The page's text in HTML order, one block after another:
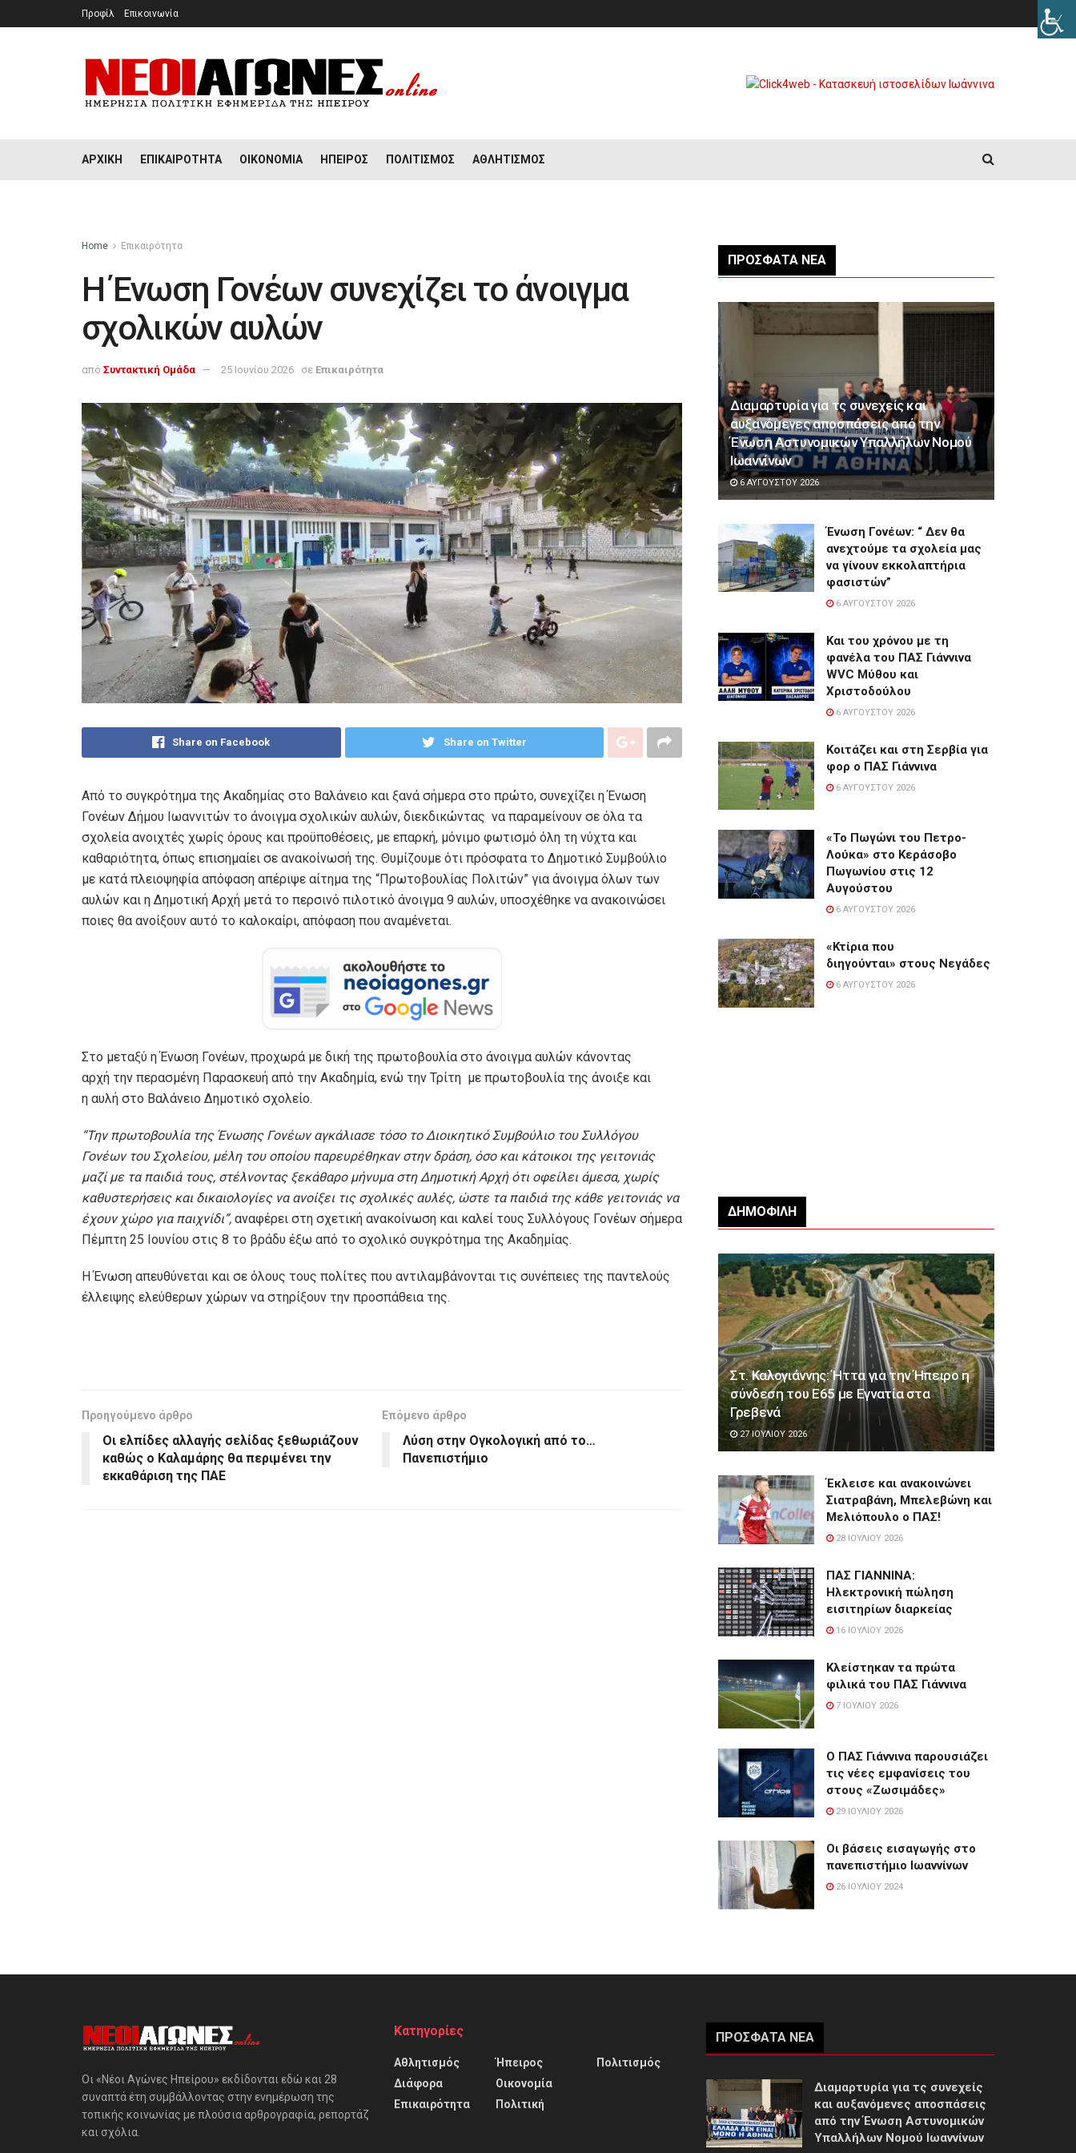
Προφίλ Επικοινωνία
ΑΡΧΙΚΉ ΕΠΙΚΑΙΡΌΤΗΤΑ ΟΙΚΟΝΟΜΊΑ ΉΠΕΙΡΟΣ ΠΟΛΙΤΙΣΜΌΣ ΑΘΛΗΤΙΣΜΌΣ
Home Επικαιρότητα
Η Ένωση Γονέων συνεχίζει το άνοιγμα
σχολικών αυλών
από Συντακτική Ομάδα 25 Ιουνίου 2026 σε Επικαιρότητα
Share on Facebook Share on Twitter
Από το συγκρότημα της Ακαδημίας στο Βαλάνειο και ξανά σήμερα στο πρώτο, συνεχίζει η Ένωση
Γονέων Δήμου Ιωαννιτών το άνοιγμα σχολικών αυλών, διεκδικώντας να παραμείνουν σε όλα τα
σχολεία ανοιχτές χωρίς όρους και προϋποθέσεις, με επαρκή, μόνιμο φωτισμό όλη τη νύχτα και
καθαριότητα, όπως επισημαίει σε ανακοίνωσή της. Θυμίζουμε ότι πρόσφατα το Δημοτικό Συμβούλιο
με κατά πλειοψηφία απόφαση απέριψε αίτημα της “Πρωτοβουλίας Πολιτών” για άνοιγμα όλων των
αυλών και η Δημοτική Αρχή μετά το περσινό πιλοτικό άνοιγμα 9 αυλών, υποσχέθηκε να ανακοινώσει
ποιες θα ανοίξουν αυτό το καλοκαίρι, απόφαση που αναμένεται.
Στο μεταξύ η Ένωση Γονέων, προχωρά με δική της πρωτοβουλία στο άνοιγμα αυλών κάνοντας
αρχή την περασμένη Παρασκευή από την Ακαδημία, ενώ την Τρίτη με πρωτοβουλία της άνοιξε και
η αυλή στο Βαλάνειο Δημοτικό σχολείο.
“Την πρωτοβουλία της Ένωσης Γονέων αγκάλιασε τόσο το Διοικητικό Συμβούλιο του Συλλόγου
Γονέων του Σχολείου, μέλη του οποίου παρευρέθηκαν στην δράση, όσο και κάτοικοι της γειτονιάς
μαζί με τα παιδιά τους, στέλνοντας ξεκάθαρο μήνυμα στη Δημοτική Αρχή ότι οφείλει άμεσα, χωρίς
καθυστερήσεις και δικαιολογίες να ανοίξει τις σχολικές αυλές, ώστε τα παιδιά της κάθε γειτονιάς να
έχουν χώρο για παιχνίδι”, αναφέρει στη σχετική ανακοίνωση και καλεί τους Συλλόγους Γονέων σήμερα
Πέμπτη 25 Ιουνίου στις 8 το βράδυ έξω από το σχολικό συγκρότημα της Ακαδημίας.
Η Ένωση απευθύνεται και σε όλους τους πολίτες που αντιλαμβάνονται τις συνέπειες της παντελούς
έλλειψης ελεύθερων χώρων να στηρίξουν την προσπάθεια της.
Προηγούμενο άρθρο
Οι ελπίδες αλλαγής σελίδας ξεθωριάζουν
καθώς ο Καλαμάρης θα περιμένει την
εκκαθάριση της ΠΑΕ
Επόμενο άρθρο
Λύση στην Ογκολογική από το…
Πανεπιστήμιο
ΠΡΌΣΦΑΤΑ ΝΈΑ
Διαμαρτυρία για τς συνεχείς και
αυξανόμενες αποσπάσεις από την
Ένωση Αστυνομικών Υπαλλήλων Νομού
Ιωαννίνων
6 ΑΥΓΟΎΣΤΟΥ 2026
Ένωση Γονέων: “ Δεν θα
ανεχτούμε τα σχολεία μας
να γίνουν εκκολαπτήρια
φασιστών”
6 ΑΥΓΟΎΣΤΟΥ 2026
Και του χρόνου με τη
φανέλα του ΠΑΣ Γιάννινα
WVC Μύθου και
Χριστοδούλου
6 ΑΥΓΟΎΣΤΟΥ 2026
Κοιτάζει και στη Σερβία για
φορ ο ΠΑΣ Γιάννινα
6 ΑΥΓΟΎΣΤΟΥ 2026
«Το Πωγώνι του Πετρο-
Λούκα» στο Κεράσοβο
Πωγωνίου στις 12
Αυγούστου
6 ΑΥΓΟΎΣΤΟΥ 2026
«Κτίρια που
διηγούνται» στους Νεγάδες
6 ΑΥΓΟΎΣΤΟΥ 2026
ΔΗΜΟΦΙΛΉ
Στ. Καλογιάννης: Ήττα για την Ήπειρο η
σύνδεση του Ε65 με Εγνατία στα
Γρεβενά
27 ΙΟΥΛΊΟΥ 2026
Έκλεισε και ανακοινώνει
Σιατραβάνη, Μπελεβώνη και
Μελιόπουλο ο ΠΑΣ!
28 ΙΟΥΛΊΟΥ 2026
ΠΑΣ ΓΙΑΝΝΙΝΑ:
Hλεκτρονική πώληση
εισιτηρίων διαρκείας
16 ΙΟΥΛΊΟΥ 2026
Κλείστηκαν τα πρώτα
φιλικά του ΠΑΣ Γιάννινα
7 ΙΟΥΛΊΟΥ 2026
Ο ΠΑΣ Γιάννινα παρουσιάζει
τις νέες εμφανίσεις του
στους «Ζωσιμάδες»
29 ΙΟΥΛΊΟΥ 2026
Οι βάσεις εισαγωγής στο
πανεπιστήμιο Ιωαννίνων
26 ΙΟΥΛΊΟΥ 2024
Οι «Νέοι Αγώνες Ηπείρου» εκδίδονται εδώ και 28
συναπτά έτη συμβάλλοντας στην ενημέρωση της
τοπικής κοινωνίας με πλούσια αρθρογραφία, ρεπορτάζ
και σχόλια.
Κατηγορίες
Αθλητισμός
Διάφορα
Επικαιρότητα
Ήπειρος
Οικονομία
Πολιτική
Πολιτισμός
ΠΡΌΣΦΑΤΑ ΝΈΑ
Διαμαρτυρία για τς συνεχείς
και αυξανόμενες αποσπάσεις
από την Ένωση Αστυνομικών
Υπαλλήλων Νομού Ιωαννίνων